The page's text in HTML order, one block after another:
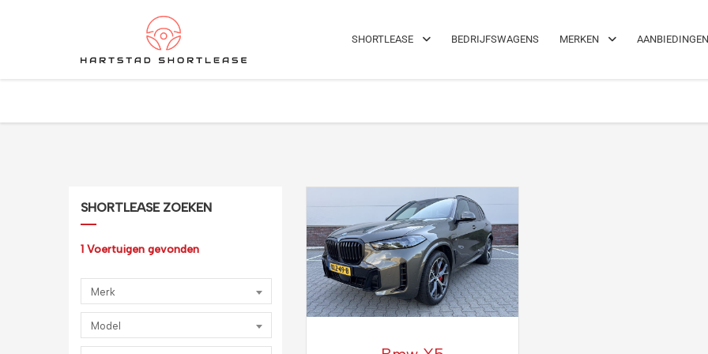
4.5 / 5.0
10+ jaar ervaring in shortlease – Betrouwbaar & flexibel!
Maximale flexibiliteit
SHORTLEASE BEDRIJFSWAGENS MERKEN AANBIEDINGEN
SHORTLEASE ZOEKEN
1 Voertuigen gevonden
Merk
Model